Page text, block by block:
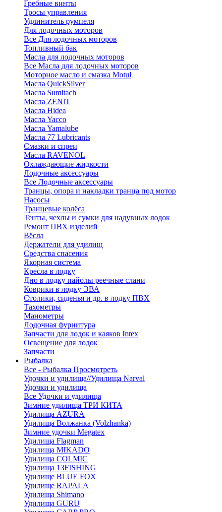
Гребные винты
Тросы управления
Удлинитель румпеля
Для лодочных моторов
Все Для лодочных моторов
Топливный бак
Масла для лодочных моторов
Все Масла для лодочных моторов
Моторное масло и смазка Motul
Масла QuickSilver
Масла Sumitach
Масла ZENIT
Масла Hidea
Масла Yacco
Масла Yamalube
Масла 77 Lubricants
Смазки и спреи
Масла RAVENOL
Охлаждающие жидкости
Лодочные аксессуары
Все Лодочные аксессуары
Транцы, опора и накладки транца под мотор
Насосы
Транцевые колёса
Тенты, чехлы и сумки для надувных лодок
Ремонт ПВХ изделий
Вёсла
Держатели для удилищ
Средства спасения
Якорная система
Кресла в лодку
Дно в лодку пайолы реечные слани
Коврики в лодку ЭВА
Столики, сиденья и др. в лодку ПВХ
Тахометры
Манометры
Лодочная фурнитура
Запчасти для лодок и каяков Intex
Освещение для лодок
Запчасти
Рыбалка
Все - Рыбалка Просмотреть
Удочки и удилища//Удилища Narval
Удочки и удилища
Все Удочки и удилища
Зимние удилища ТРИ КИТА
Удилища AZURA
Удилища Волжанка (Volzhanka)
Зимние удочки Megatex
Удилища Flagman
Удилища MIKADO
Удилища COLMIC
Удилища 13FISHING
Удилище BLUE FOX
Удилище RAPALA
Удилища Shimano
Удилища GURU